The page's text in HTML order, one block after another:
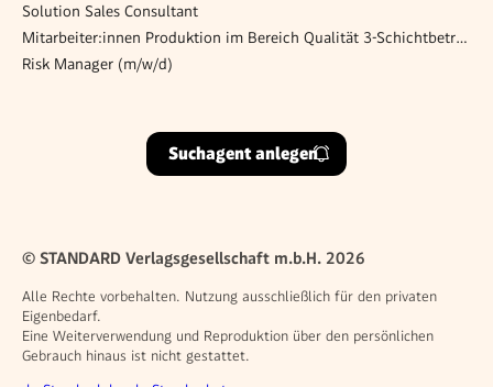
Solution Sales Consultant
Mitarbeiter:innen Produktion im Bereich Qualität 3-Schichtbetrieb im Reinraum
Risk Manager (m/w/d)
Suchagent anlegen
© STANDARD Verlagsgesellschaft m.b.H. 2026
Alle Rechte vorbehalten. Nutzung ausschließlich für den privaten
Eigenbedarf.
Eine Weiterverwendung und Reproduktion über den persönlichen
Gebrauch hinaus ist nicht gestattet.